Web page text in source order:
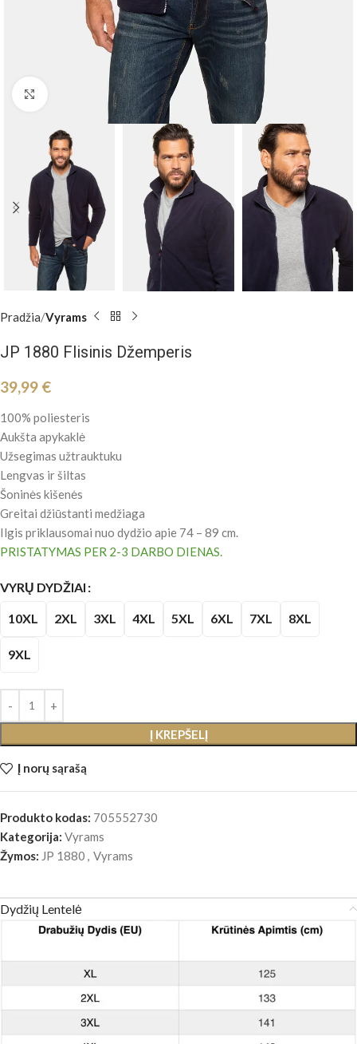
Pradžia Vyrams
JP 1880 Flisinis Džemperis
39,99 €
100% poliesteris
Aukšta apykaklė
Užsegimas užtrauktuku
Lengvas ir šiltas
Šoninės kišenės
Greitai džiūstanti medžiaga
Ilgis priklausomai nuo dydžio apie 74 – 89 cm.
PRISTATYMAS PER 2-3 DARBO DIENAS.
VYRŲ DYDŽIAI
10XL 2XL 3XL 4XL 5XL 6XL 7XL 8XL
9XL
Į KREPŠELĮ
Į norų sąrašą
Produkto kodas: 705552730
Kategorija: Vyrams
Žymos: JP 1880 Vyrams
Dydžių Lentelė